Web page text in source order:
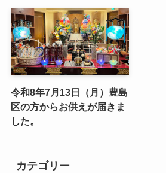
令和8年7月13日（月）豊島
区の方からお供えが届きま
した。
カテゴリー